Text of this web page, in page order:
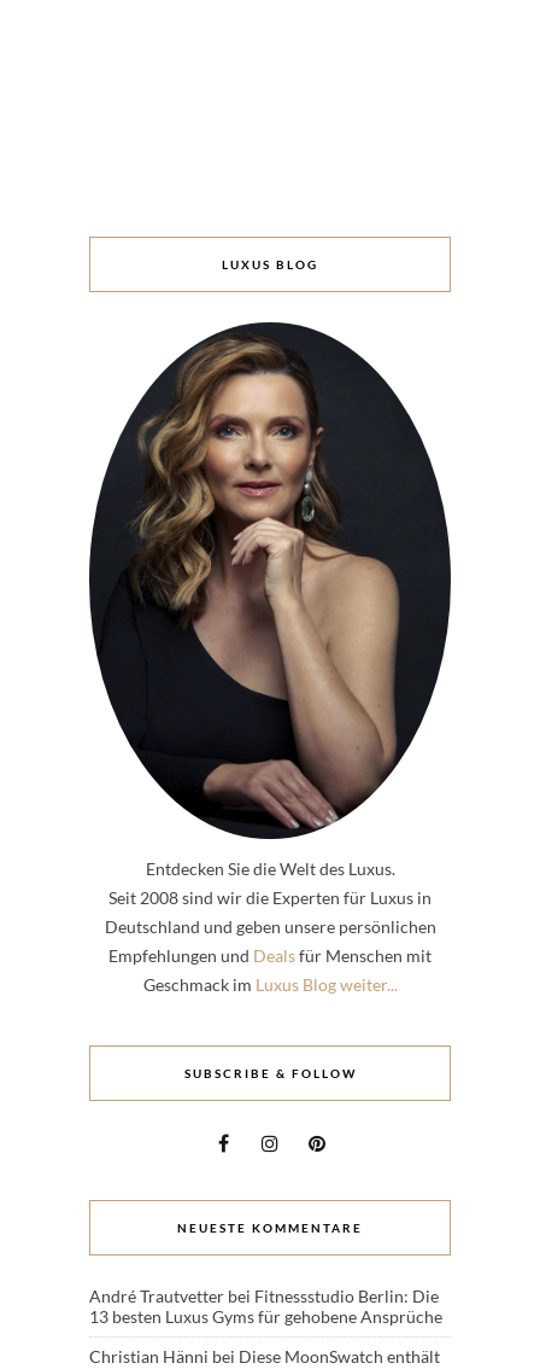
LUXUS BLOG
Entdecken Sie die Welt des Luxus.
Seit 2008 sind wir die Experten für Luxus in
Deutschland und geben unsere persönlichen
Empfehlungen und Dealsfür Menschen mit
Geschmack im Luxus Blog weiter...
SUBSCRIBE & FOLLOW
NEUESTE KOMMENTARE
André Trautvetter bei Fitnessstudio Berlin: Die
13 besten Luxus Gyms für gehobene Ansprüche
Christian Hänni bei Diese MoonSwatch enthält